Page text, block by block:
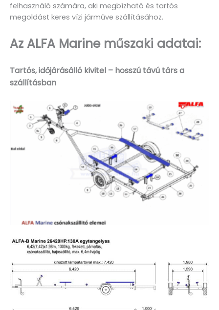
felhasználó számára, aki megbízható és tartós
megoldást keres vízi járműve szállításához.
Az ALFA Marine műszaki adatai:
Tartós, időjárásálló kivitel – hosszú távú társ a
szállításban